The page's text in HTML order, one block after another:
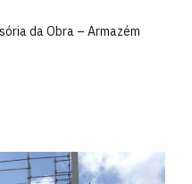
da Obra – Armazém